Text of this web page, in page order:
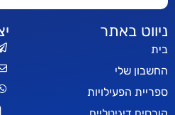
ניווט באתר
בית
החשבון שלי
ספריית הפעילויות